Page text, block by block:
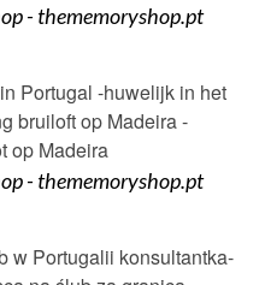
- thememoryshop.pt
- thememoryshop.pt